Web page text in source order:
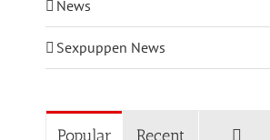
News
Sexpuppen News
Popular Recent